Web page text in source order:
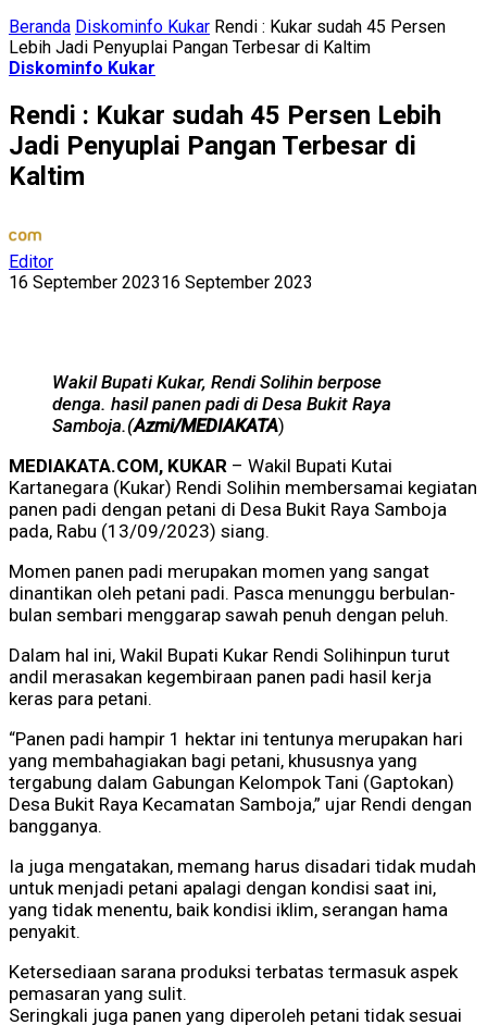
Beranda Diskominfo Kukar Rendi : Kukar sudah 45 Persen
Lebih Jadi Penyuplai Pangan Terbesar di Kaltim
Diskominfo Kukar
Rendi : Kukar sudah 45 Persen Lebih
Jadi Penyuplai Pangan Terbesar di
Kaltim
Editor
16 September 202316 September 2023
Wakil Bupati Kukar, Rendi Solihin berpose
denga. hasil panen padi di Desa Bukit Raya
Samboja.(Azmi/MEDIAKATA)
MEDIAKATA.COM, KUKAR – Wakil Bupati Kutai
Kartanegara (Kukar) Rendi Solihin membersamai kegiatan
panen padi dengan petani di Desa Bukit Raya Samboja
pada, Rabu (13/09/2023) siang.
Momen panen padi merupakan momen yang sangat
dinantikan oleh petani padi. Pasca menunggu berbulan-
bulan sembari menggarap sawah penuh dengan peluh.
Dalam hal ini, Wakil Bupati Kukar Rendi Solihinpun turut
andil merasakan kegembiraan panen padi hasil kerja
keras para petani.
“Panen padi hampir 1 hektar ini tentunya merupakan hari
yang membahagiakan bagi petani, khususnya yang
tergabung dalam Gabungan Kelompok Tani (Gaptokan)
Desa Bukit Raya Kecamatan Samboja,” ujar Rendi dengan
bangganya.
Ia juga mengatakan, memang harus disadari tidak mudah
untuk menjadi petani apalagi dengan kondisi saat ini,
yang tidak menentu, baik kondisi iklim, serangan hama
penyakit.
Ketersediaan sarana produksi terbatas termasuk aspek
pemasaran yang sulit.
Seringkali juga panen yang diperoleh petani tidak sesuai